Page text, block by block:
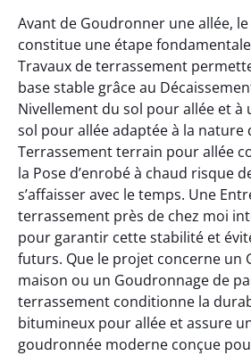
Avant de Goudronner une allée,
constitue une étape
Travaux de terrassement
base stable grâce au
Nivellement du sol pour allée et à
sol pour allée adaptée à la nature
Terrassement terrain pour allée
la Pose d’enrobé à chaud risque
s’affaisser avec le temps. Une
terrassement près de chez moi
pour garantir cette stabilité et
futurs. Que le projet concerne un
maison ou un Goudronnage de
terrassement conditionne la
bitumineux pour allée et assure
goudronnée moderne conçue